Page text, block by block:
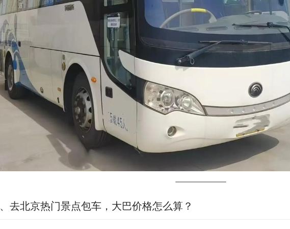
去北京热门景点包车，大巴价格怎么算？